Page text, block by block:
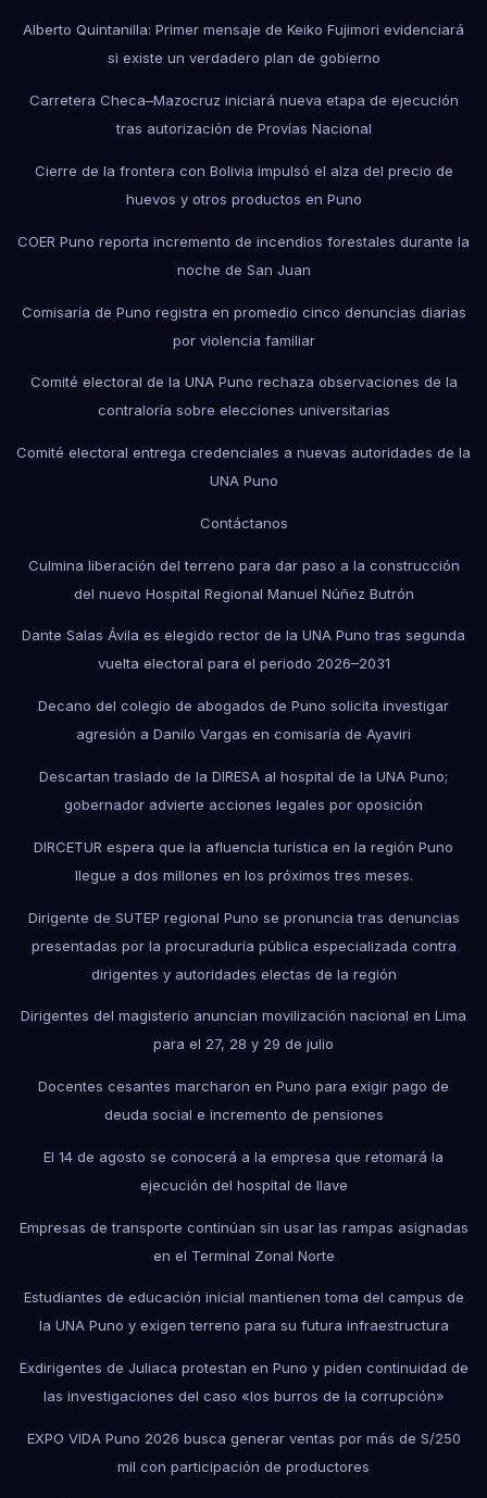
Alberto Quintanilla: Primer mensaje de Keiko Fujimori evidenciará
si existe un verdadero plan de gobierno
Carretera Checa–Mazocruz iniciará nueva etapa de ejecución
tras autorización de Provías Nacional
Cierre de la frontera con Bolivia impulsó el alza del precio de
huevos y otros productos en Puno
COER Puno reporta incremento de incendios forestales durante la
noche de San Juan
Comisaría de Puno registra en promedio cinco denuncias diarias
por violencia familiar
Comité electoral de la UNA Puno rechaza observaciones de la
contraloría sobre elecciones universitarias
Comité electoral entrega credenciales a nuevas autoridades de la
UNA Puno
Contáctanos
Culmina liberación del terreno para dar paso a la construcción
del nuevo Hospital Regional Manuel Núñez Butrón
Dante Salas Ávila es elegido rector de la UNA Puno tras segunda
vuelta electoral para el periodo 2026–2031
Decano del colegio de abogados de Puno solicita investigar
agresión a Danilo Vargas en comisaría de Ayaviri
Descartan traslado de la DIRESA al hospital de la UNA Puno;
gobernador advierte acciones legales por oposición
DIRCETUR espera que la afluencia turística en la región Puno
llegue a dos millones en los próximos tres meses.
Dirigente de SUTEP regional Puno se pronuncia tras denuncias
presentadas por la procuraduría pública especializada contra
dirigentes y autoridades electas de la región
Dirigentes del magisterio anuncian movilización nacional en Lima
para el 27, 28 y 29 de julio
Docentes cesantes marcharon en Puno para exigir pago de
deuda social e incremento de pensiones
El 14 de agosto se conocerá a la empresa que retomará la
ejecución del hospital de Ilave
Empresas de transporte continúan sin usar las rampas asignadas
en el Terminal Zonal Norte
Estudiantes de educación inicial mantienen toma del campus de
la UNA Puno y exigen terreno para su futura infraestructura
Exdirigentes de Juliaca protestan en Puno y piden continuidad de
las investigaciones del caso «los burros de la corrupción»
EXPO VIDA Puno 2026 busca generar ventas por más de S/250
mil con participación de productores